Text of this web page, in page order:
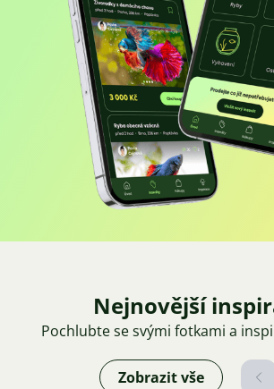
Nejnovější
Pochlubte se svými fotkami a
Zobrazit vše